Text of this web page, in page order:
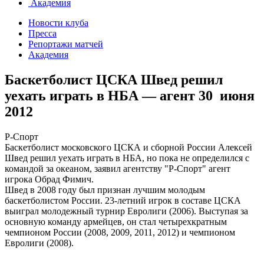
Академия
Новости клуба
Пресса
Репортажи матчей
Академия
Баскетболист ЦСКА Швед решил
уехать играть в НБА — агент 30 июня
2012
Р-Спорт
Баскетболист московского ЦСКА и сборной России Алексей
Швед решил уехать играть в НБА, но пока не определился с
командой за океаном, заявил агентству "Р-Спорт" агент
игрока Обрад Фимич.
Швед в 2008 году был признан лучшим молодым
баскетболистом России. 23-летний игрок в составе ЦСКА
выиграл молодежный турнир Евролиги (2006). Выступая за
основную команду армейцев, он стал четырехкратным
чемпионом России (2008, 2009, 2011, 2012) и чемпионом
Евролиги (2008).